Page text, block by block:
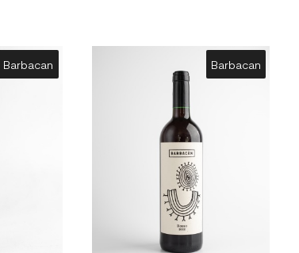
Barbacan Barbacan